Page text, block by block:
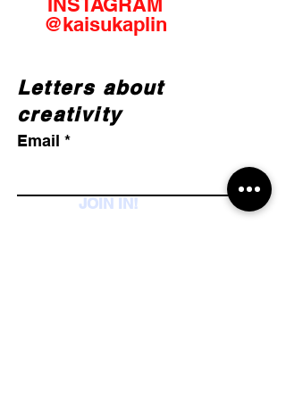
@kaisukaplin
Letters about
creativity
Email
JOIN IN!